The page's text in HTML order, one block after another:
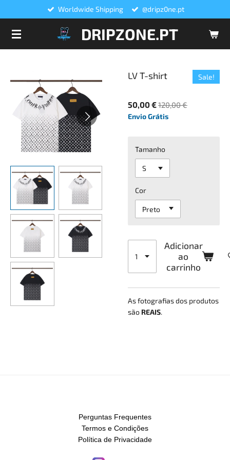
DRIPZONE.PT
Worldwide Shipping @dripz0ne.pt
LV T-shirt Sale!
50,00 €120,00 €
Envio Grátis
Tamanho
Cor
Adicionar
ao
carrinho
As fotografias dos produtos
são REAIS.
Perguntas Frequentes
Termos e Condições
Política de Privacidade